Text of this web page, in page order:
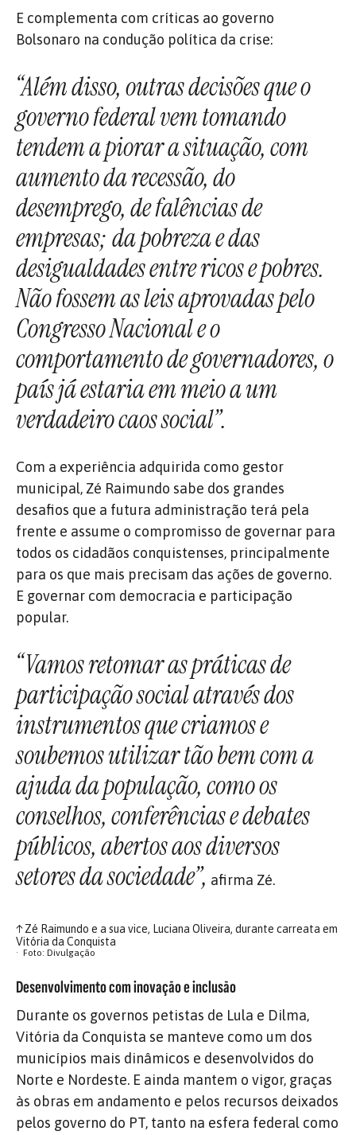
E complementa com críticas ao governo
Bolsonaro na condução política da crise:
“Além disso, outras decisões que o
governo federal vem tomando
tendem a piorar a situação, com
aumento da recessão, do
desemprego, de falências de
empresas; da pobreza e das
desigualdades entre ricos e pobres.
Não fossem as leis aprovadas pelo
Congresso Nacional e o
comportamento de governadores, o
país já estaria em meio a um
verdadeiro caos social”.
Com a experiência adquirida como gestor
municipal, Zé Raimundo sabe dos grandes
desafios que a futura administração terá pela
frente e assume o compromisso de governar para
todos os cidadãos conquistenses, principalmente
para os que mais precisam das ações de governo.
E governar com democracia e participação
popular.
“Vamos retomar as práticas de
participação social através dos
instrumentos que criamos e
soubemos utilizar tão bem com a
ajuda da população, como os
conselhos, conferências e debates
públicos, abertos aos diversos
setores da sociedade”, afirma Zé.
↑Zé Raimundo e a sua vice, Luciana Oliveira, durante carreata em
Vitória da Conquista
Foto: Divulgação
Desenvolvimento com inovação e inclusão
Durante os governos petistas de Lula e Dilma,
Vitória da Conquista se manteve como um dos
municípios mais dinâmicos e desenvolvidos do
Norte e Nordeste. E ainda mantem o vigor, graças
às obras em andamento e pelos recursos deixados
pelos governo do PT, tanto na esfera federal como